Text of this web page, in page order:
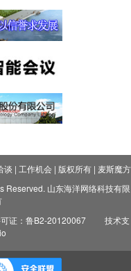
谈 | 工作机会| 版权所有| 麦斯魔方
Reserved. 山东海洋网络科技有限
证：鲁B2-20120067
技术支